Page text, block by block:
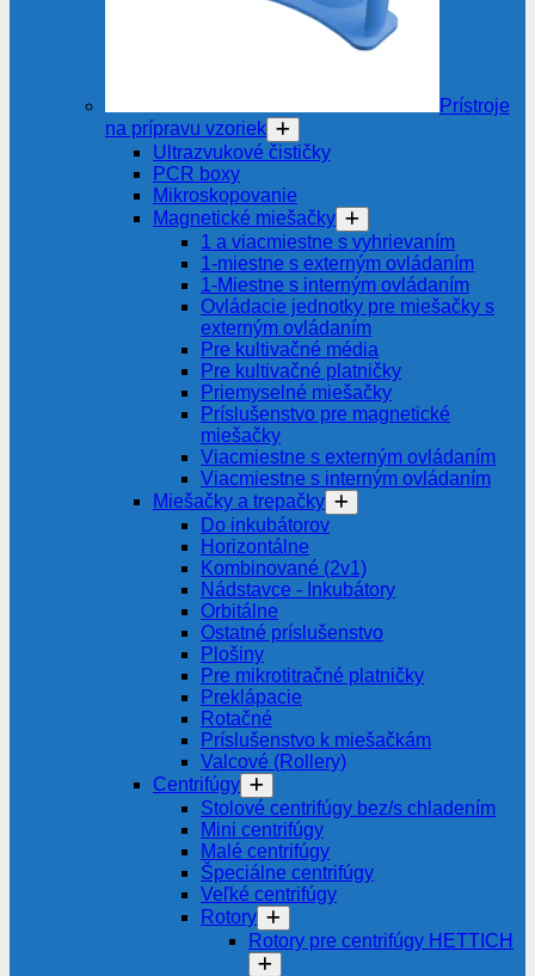
Prístroje
na prípravu vzoriek
Ultrazvukové čističky
PCR boxy
Mikroskopovanie
Magnetické miešačky
1 a viacmiestne s vyhrievaním
1-miestne s externým ovládaním
1-Miestne s interným ovládaním
Ovládacie jednotky pre miešačky s
externým ovládaním
Pre kultivačné média
Pre kultivačné platničky
Priemyselné miešačky
Príslušenstvo pre magnetické
miešačky
Viacmiestne s externým ovládaním
Viacmiestne s interným ovládaním
Miešačky a trepačky
Do inkubátorov
Horizontálne
Kombinované (2v1)
Nádstavce - Inkubátory
Orbitálne
Ostatné príslušenstvo
Plošiny
Pre mikrotitračné platničky
Preklápacie
Rotačné
Príslušenstvo k miešačkám
Valcové (Rollery)
Centrifúgy
Stolové centrifúgy bez/s chladením
Mini centrifúgy
Malé centrifúgy
Špeciálne centrifúgy
Veľké centrifúgy
Rotory
Rotory pre centrifúgy HETTICH